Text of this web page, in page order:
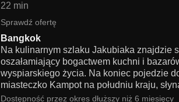
22 min
Sprawdź ofertę
Bangkok
Na kulinarnym szlaku Jakubiaka znajdzie
oszałamiający bogactwem kuchni i
wyspiarskiego życia. Na koniec pojedzie
miasteczko Kampot na południu kraju,
Dostępność przez okres dłuższy niż 6 miesięcy